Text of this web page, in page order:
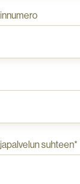
suhteen*